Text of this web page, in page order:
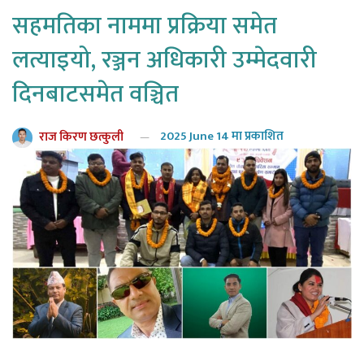
सहमतिका नाममा प्रक्रिया समेत
लत्याइयो, रञ्जन अधिकारी उम्मेदवारी
दिनबाटसमेत वञ्चित
राज किरण छत्कुली 2025 June 14 मा प्रकाशित